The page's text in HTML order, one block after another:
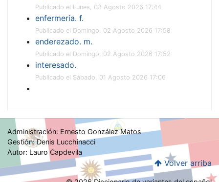
Publicado el Lunes, 03 Agosto 2026 17:44
enfermería. f.
Publicado el Domingo, 02 Agosto 2026 17:58
enderezado. m.
Publicado el Domingo, 02 Agosto 2026 17:52
interesado.
Publicado el Sábado, 01 Agosto 2026 17:06
Administración: Ernesto González Matos
Gestión: Denis Lucchinacci
Autor: Lauro Capdevila
Volver arriba